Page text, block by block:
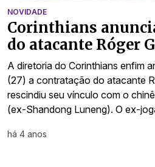
NOVIDADE
Corinthians
do atacante Róger
A diretoria do Corinthians enfim
(27) a contratação do atacante
rescindiu seu vínculo com o
(ex-Shandong Luneng). O ex-
há 4 anos